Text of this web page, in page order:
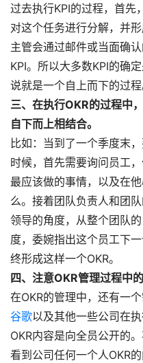
过去执行KPI的过程，首先
对这个任务进行分解，并
主管会通过邮件或当面确
KPI。所以大多数KPI的确
说就是一个自上而下的过程
三、在执行OKR的过程中
自下而上相结合。
比如：当到了一个季度末
时候，首先需要询问员工
最应该做的事情，以及在
么。接着团队负责人和团
领导的角度，从整个团队
度，委婉指出这个员工下
终形成这样一个OKR。
四、注意OKR管理过程中的
在OKR的管理中，还有一
谷歌以及其他一些公司在
OKR内容是向全员公开的
看到公司任何一个人OKR